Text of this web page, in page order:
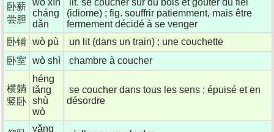
卧薪
尝胆
cháng
dǎn
(idiome) ; fig. souffrir patiemment, mais être
fermement décidé à se venger
卧铺 wò pù
un lit (dans un train) ; une couchette
卧室
wò shì chambre à coucher
横躺
竖卧
héng
tǎng
shù
wò
se coucher dans tous les sens ; épuisé et en
désordre
yǎng